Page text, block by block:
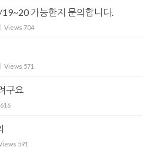
가능한지 문의합니다.
Views 704
Views 571
구요
616
591